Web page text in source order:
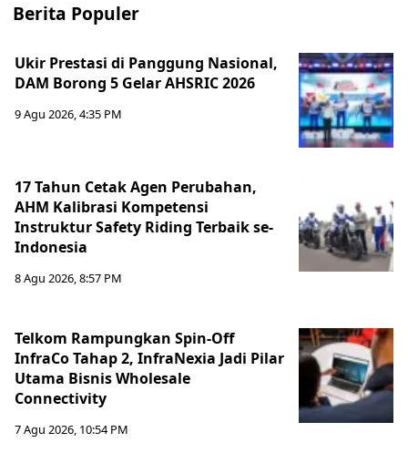
Berita Populer
Ukir Prestasi di Panggung Nasional,
DAM Borong 5 Gelar AHSRIC 2026
9 Agu 2026, 4:35 PM
17 Tahun Cetak Agen Perubahan,
AHM Kalibrasi Kompetensi
Instruktur Safety Riding Terbaik se-
Indonesia
8 Agu 2026, 8:57 PM
Telkom Rampungkan Spin-Off
InfraCo Tahap 2, InfraNexia Jadi Pilar
Utama Bisnis Wholesale
Connectivity
7 Agu 2026, 10:54 PM